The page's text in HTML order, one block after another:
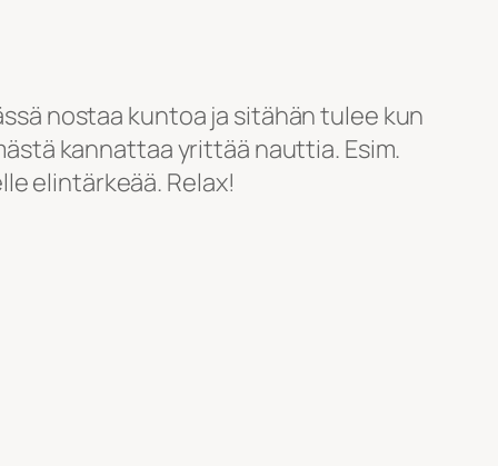
nostaa kuntoa ja sitähän tulee kun
kannattaa yrittää nauttia. Esim.
elintärkeää. Relax!